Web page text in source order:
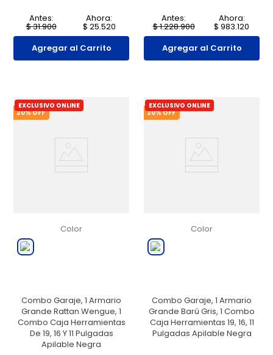
Antes:
$31.900
Ahora:
$ 25.520
Agregar al Carrito
Antes:
$1.228.900
Ahora:
$ 983.120
Agregar al Carrito
20% OFF
EXCLUSIVO ONLINE
Color
Combo Garaje, 1 Armario
Grande Rattan Wengue, 1
Combo Caja Herramientas
De 19, 16 Y 11 Pulgadas
Apilable Negra
20% OFF
EXCLUSIVO ONLINE
Color
Combo Garaje, 1 Armario
Grande Barú Gris, 1 Combo
Caja Herramientas 19, 16, 11
Pulgadas Apilable Negra